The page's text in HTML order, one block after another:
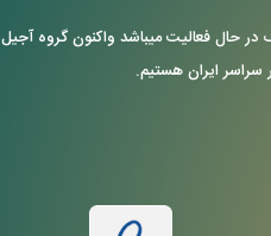
یک در حال فعالیت میباشد واکنون گروه آجیل
سراسر ایران هستیم.